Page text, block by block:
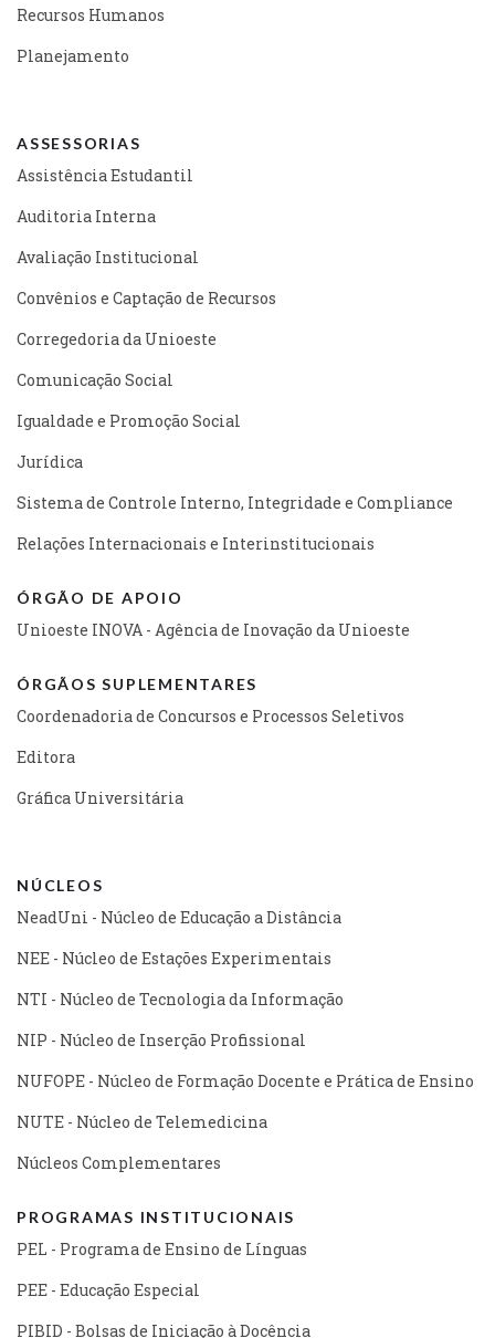
Recursos Humanos
Planejamento
ASSESSORIAS
Assistência Estudantil
Auditoria Interna
Avaliação Institucional
Convênios e Captação de Recursos
Corregedoria da Unioeste
Comunicação Social
Igualdade e Promoção Social
Jurídica
Sistema de Controle Interno, Integridade e Compliance
Relações Internacionais e Interinstitucionais
ÓRGÃO DE APOIO
Unioeste INOVA - Agência de Inovação da Unioeste
ÓRGÃOS SUPLEMENTARES
Coordenadoria de Concursos e Processos Seletivos
Editora
Gráfica Universitária
NÚCLEOS
NeadUni - Núcleo de Educação a Distância
NEE - Núcleo de Estações Experimentais
NTI - Núcleo de Tecnologia da Informação
NIP - Núcleo de Inserção Profissional
NUFOPE - Núcleo de Formação Docente e Prática de Ensino
NUTE - Núcleo de Telemedicina
Núcleos Complementares
PROGRAMAS INSTITUCIONAIS
PEL - Programa de Ensino de Línguas
PEE - Educação Especial
PIBID - Bolsas de Iniciação à Docência